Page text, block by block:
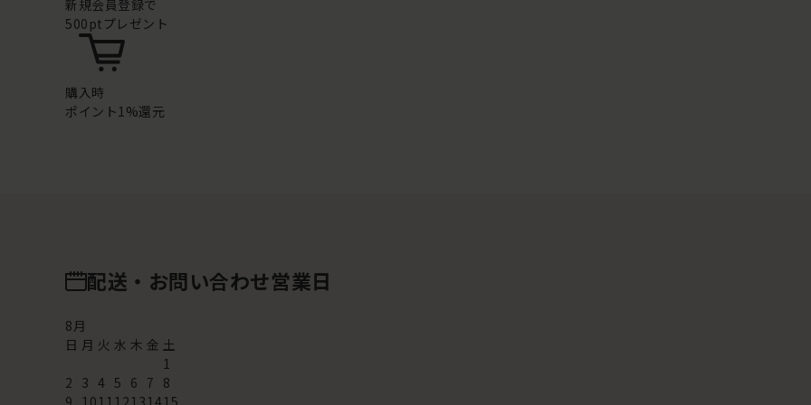
新規会員登録で
500ptプレゼント
購入時
ポイント1%還元
配送・お問い合わせ営業日
8月
日 月 火 水 木 金 土
1
2 3 4 5 6 7 8